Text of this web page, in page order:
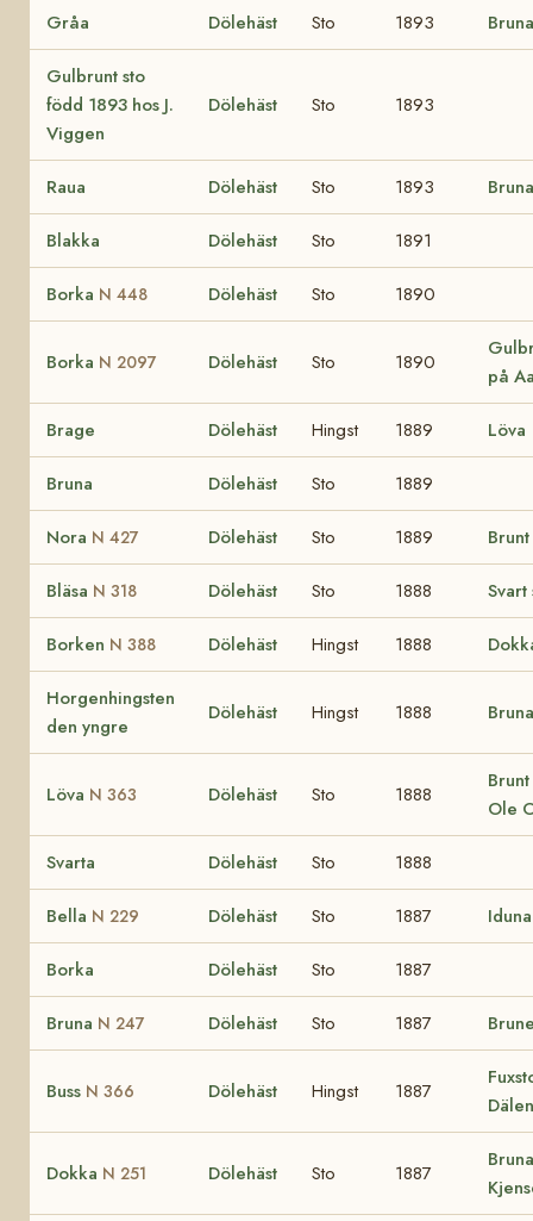
Gråa Dölehäst Sto 1893 Bruna
Gulbrunt sto
född 1893 hos J.
Viggen
Dölehäst Sto 1893
Raua Dölehäst Sto 1893 Bruna
Blakka Dölehäst Sto 1891
Borka N 448 Dölehäst Sto 1890
Borka N 2097 Dölehäst Sto 1890
på
Brage Dölehäst Hingst 1889 Löva
Bruna Dölehäst Sto 1889
Nora N 427 Dölehäst Sto 1889
Bläsa N 318 Dölehäst Sto 1888 Svart
Borken N 388 Dölehäst Hingst 1888
Horgenhingsten
den yngre
Dölehäst Hingst 1888 Bruna
Löva N 363 Dölehäst Sto 1888
Ole
Svarta Dölehäst Sto 1888
Bella N 229 Dölehäst Sto 1887 Iduna
Borka Dölehäst Sto 1887
Bruna N 247 Dölehäst Sto 1887
Buss N 366 Dölehäst Hingst 1887
Dälen
Dokka N 251 Dölehäst Sto 1887